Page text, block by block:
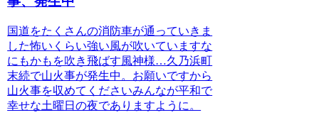
国道をたくさんの消防車が通っていきま
した怖いくらい強い風が吹いていますな
にもかもを吹き飛ばす風神様…久乃浜町
末続で山火事が発生中。お願いですから
山火事を収めてくださいみんなが平和で
幸せな土曜日の夜でありますように。